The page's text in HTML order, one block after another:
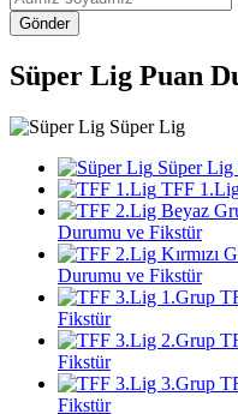
Gönder
Süper Lig Puan
Süper Lig
Süper Lig
TFF
Durumu ve Fikstür
Durumu ve Fikstür
Fikstür
Fikstür
Fikstür